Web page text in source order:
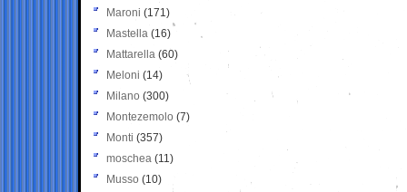
Maroni (171)
Mastella (16)
Mattarella (60)
Meloni (14)
Milano (300)
Montezemolo (7)
Monti (357)
moschea (11)
Musso (10)